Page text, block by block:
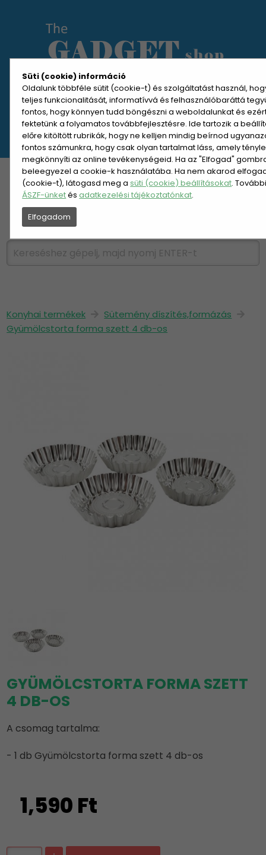
Süti (cookie) információ
Oldalunk többféle sütit (cookie-t) és szolgáltatást használ,
teljes funkcionalitását, informatívvá és felhasználóbaráttá
fontos, hogy könnyen tudd böngészni a weboldalunkat és
fektetünk a folyamatos továbbfejlesztésre. Ide tartozik a
előre kitöltött rubrikák, hogy ne kelljen mindig beírnod
fontos számunkra, hogy csak olyan tartalmat láss, amely
megkönnyíti az online tevékenységeid. Ha az "Elfogad"
beleegyezel a cookie-k használatába. Ha nem akarod
(cookie-t), látogasd meg asüti (cookie) beállításokat.
ÁSZF-ünketésadatkezelési tájékoztatónkat.
Elfogadom
MENÜ MEGNYITÁSA
REGISZTRÁCIÓ BELÉPÉS
KATEGÓRIÁK HETI AJÁNLAT
ÚJDONSÁGOK NÉPSZERŰ
Konyhai termékek
Sütemény díszítés,formázás
Gyümölcstorta forma szett 4 db-os
GYÜMÖLCSTORTA FORMA SZETT
4 DB-OS
A csomag tartalma:
- 1 db Gyümölcstorta forma szett 4 db-os
1,590 Ft